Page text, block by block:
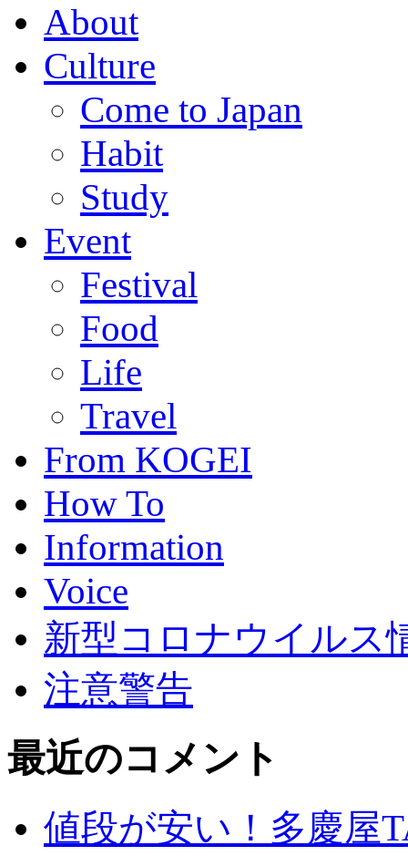
About
Culture
Come to Japan
Habit
Study
Event
Festival
Food
Life
Travel
From KOGEI
How To
Information
Voice
新型コロナウイルス
注意警告
最近のコメント
値段が安い！多慶屋